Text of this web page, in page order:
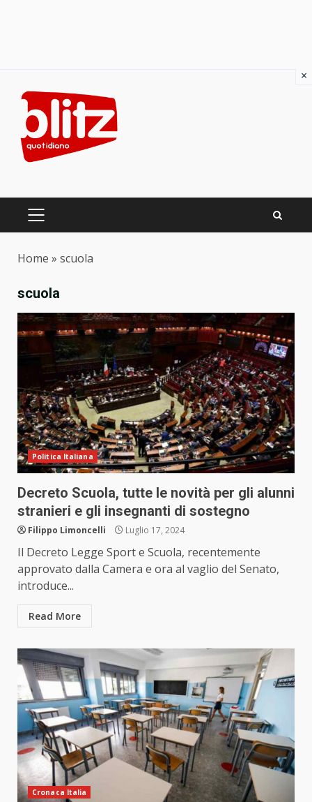
content
PRIMARY
Home » scuola
scuola
Politica Italiana
Decreto Scuola, tutte le novità per gli alunni
stranieri e gli insegnanti di sostegno
Filippo Limoncelli Luglio 17, 2024
Il Decreto Legge Sport e Scuola, recentemente
approvato dalla Camera e ora al vaglio del Senato,
introduce...
Read More
Cronaca Italia
×